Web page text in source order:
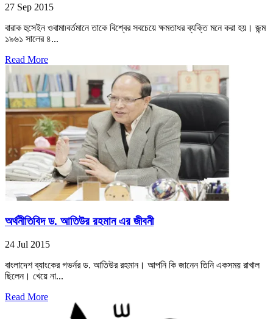
27 Sep 2015
বারাক হুসেইন ওবামা৷বর্তমানে তাকে বিশ্বের সবচেয়ে ক্ষমতাধর ব্যক্তি মনে করা হয়। জন্ম
১৯৬১ সালের ৪...
Read More
অর্থনীতিবিদ ড. আতিউর রহমান এর জীবনী
24 Jul 2015
বাংলাদেশ ব্যাংকের গভর্নর ড. আতিউর রহমান। আপনি কি জানেন তিনি একসময় রাখাল
ছিলেন। খেয়ে না...
Read More